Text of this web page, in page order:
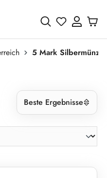
Du hast 0
5 Mark
Beste Ergebnisse